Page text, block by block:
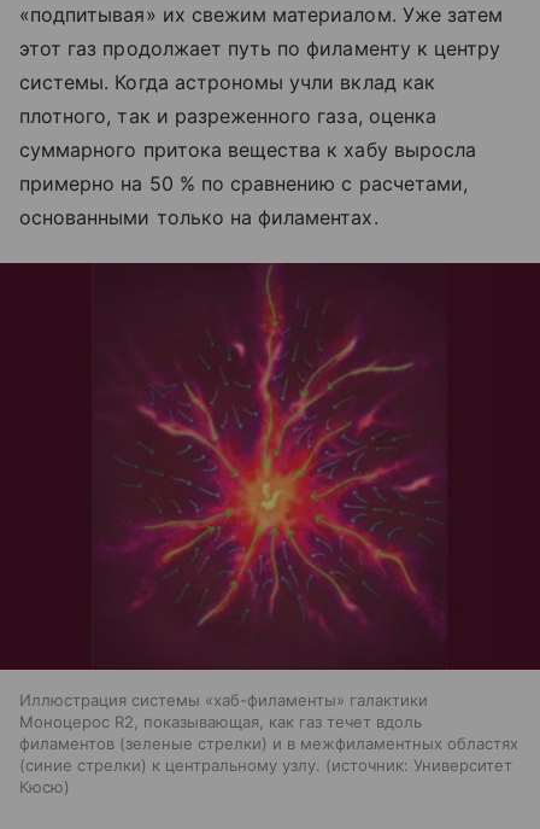
«подпитывая» их свежим материалом. Уже затем
этот газ продолжает путь по филаменту к центру
системы. Когда астрономы учли вклад как
плотного, так и разреженного газа, оценка
суммарного притока вещества к хабу выросла
примерно на 50 % по сравнению с расчетами,
основанными только на филаментах.
Иллюстрация системы «хаб-филаменты» галактики
Моноцерос R2, показывающая, как газ течет вдоль
филаментов (зеленые стрелки) и в межфиламентных областях
(синие стрелки) к центральному узлу.
источник: Университет
Кюсю